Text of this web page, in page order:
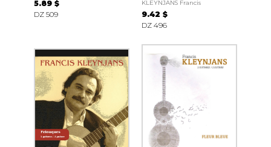
5.89 $
DZ 509
KLEYNJANS Francis
9.42 $
DZ 496